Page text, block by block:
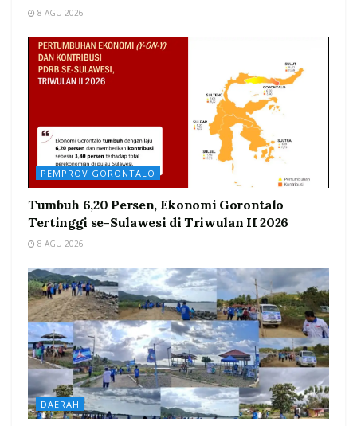
8 AGU 2026
PEMPROV GORONTALO
Tumbuh 6,20 Persen, Ekonomi Gorontalo
Tertinggi se-Sulawesi di Triwulan II 2026
8 AGU 2026
DAERAH